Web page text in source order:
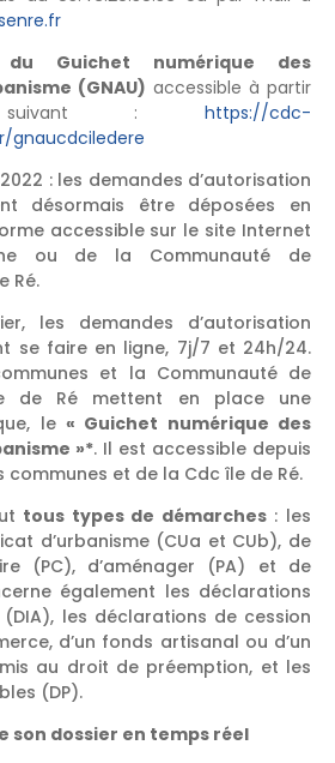
Guichet numérique des
(GNAU) accessible à partir
: https://cdc-
gnaucdciledere
: les demandes d’autorisation
désormais être déposées en
accessible sur le site Internet
ou de la Communauté de
Ré.
les demandes d’autorisation
se faire en ligne, 7j/7 et 24h/24.
et la Communauté de
de Ré mettent en place une
le « Guichet numérique des
»*. Il est accessible depuis
communes et de la Cdc île de Ré.
tous types de démarches: les
d’urbanisme (CUa et CUb), de
(PC), d’aménager (PA) et de
également les déclarations
(DIA), les déclarations de cession
d’un fonds artisanal ou d’un
au droit de préemption, et les
(DP).
son dossier en temps réel